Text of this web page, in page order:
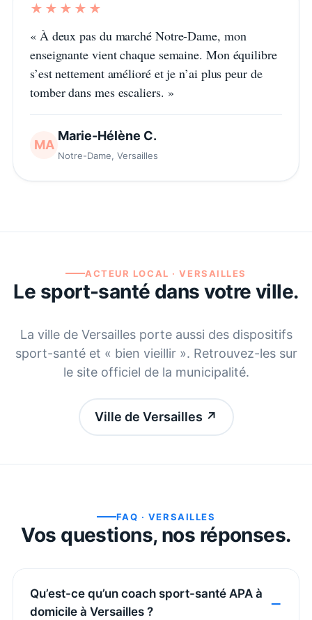
★★★★★
« À deux pas du marché Notre-Dame, mon
enseignante vient chaque semaine. Mon équilibre
s’est nettement amélioré et je n’ai plus peur de
tomber dans mes escaliers. »
MA
Marie-Hélène C.
Notre-Dame, Versailles
ACTEUR LOCAL ·VERSAILLES
Le sport-santé dans votre ville.
La ville de Versaillesporte aussi des dispositifs
sport-santé et « bien vieillir ». Retrouvez-les sur
le site officiel de la municipalité.
Ville de Versailles ↗
FAQ · VERSAILLES
Vos questions, nos réponses.
Qu’est-ce qu’un coach sport-santé APA à
domicile à Versailles ?